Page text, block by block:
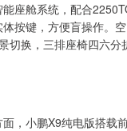
座舱系统，配合
按键，方便盲操作。
切换，三排座椅四六分
，小鹏X9纯电版搭载